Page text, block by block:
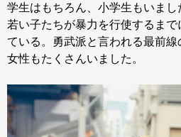
学生はもちろん、小学生もいまし
若い子たちが暴力を行使するま
ている。勇武派と言われる最前線
女性もたくさんいました。